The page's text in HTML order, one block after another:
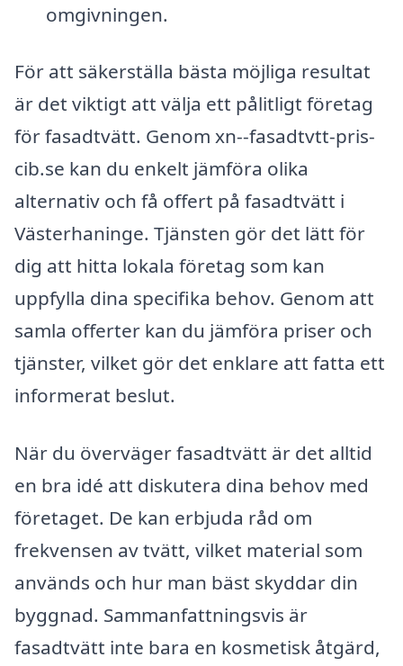
omgivningen.
För att säkerställa bästa möjliga resultat
är det viktigt att välja ett pålitligt företag
för fasadtvätt. Genom xn--fasadtvtt-pris-
cib.se kan du enkelt jämföra olika
alternativ och få offert på fasadtvätt i
Västerhaninge. Tjänsten gör det lätt för
dig att hitta lokala företag som kan
uppfylla dina specifika behov. Genom att
samla offerter kan du jämföra priser och
tjänster, vilket gör det enklare att fatta ett
informerat beslut.
När du överväger fasadtvätt är det alltid
en bra idé att diskutera dina behov med
företaget. De kan erbjuda råd om
frekvensen av tvätt, vilket material som
används och hur man bäst skyddar din
byggnad. Sammanfattningsvis är
fasadtvätt inte bara en kosmetisk åtgärd,